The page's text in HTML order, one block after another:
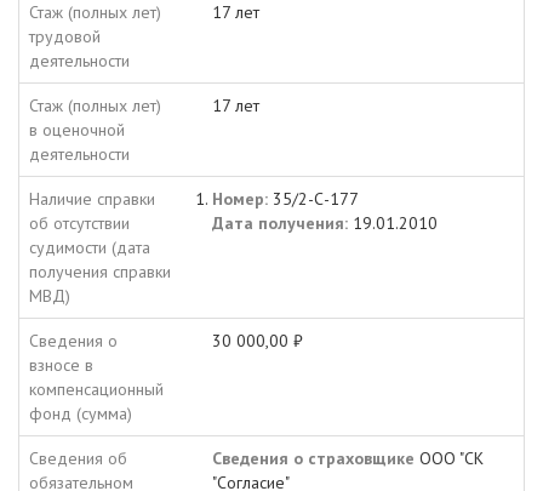
Стаж (полных лет)
трудовой
деятельности
17 лет
Стаж (полных лет)
в оценочной
деятельности
17 лет
Наличие справки
об отсутствии
судимости (дата
получения справки
МВД)
Номер: 35/2-С-177
Дата получения: 19.01.2010
Сведения о
взносе в
компенсационный
фонд (сумма)
30 000,00 ₽
Сведения об
обязательном
Сведения о страховщике ООО "СК
"Согласие"